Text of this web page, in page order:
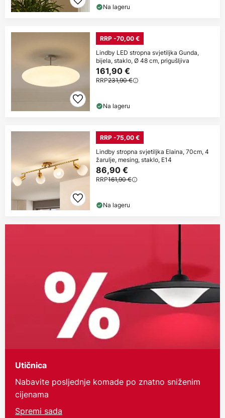
Na lageru
RRP -70,00 €
Lindby LED stropna svjetiljka Gunda,
bijela, staklo, Ø 48 cm, prigušljiva
161,90 €
RRP231,90 €
Na lageru
RRP -75,00 €
Lindby stropna svjetiljka Elaina, 70cm, 4
žarulje, mesing, staklo, E14
86,90 €
RRP161,90 €
Na lageru
Utičnica
Nabavite posljednje komade po znatno sniženim
cijenama
Spremi sada